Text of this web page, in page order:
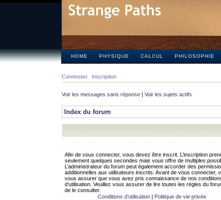
HOME PHYSIQUE CALCUL PHILOSOPHIE
Connexion Inscription
Voir les messages sans réponse | Voir les sujets actifs
Index du forum
Afin de vous connecter, vous devez être inscrit. L’inscription
seulement quelques secondes mais vous offre de multiples
L’administrateur du forum peut également accorder des
additionnelles aux utilisateurs inscrits. Avant de vous connecter,
vous assurer que vous avez pris connaissance de nos
d’utilisation. Veuillez vous assurer de lire toutes les règles du
de le consulter.
Conditions d’utilisation| Politique de vie privée